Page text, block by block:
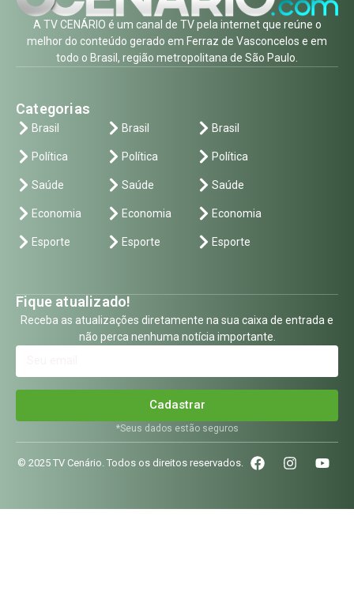
A TV CENÁRIO é um canal de TV pela internet que reúne o
melhor do conteúdo gerado em Ferraz de Vasconcelos e em
todo o Brasil, região metropolitana de São Paulo.
Categorias
Brasil
Política
Saúde
Economia
Esporte
Brasil
Política
Saúde
Economia
Esporte
Brasil
Política
Saúde
Economia
Esporte
Fique atualizado!
Receba as atualizações diretamente na sua caixa de entrada e
não perca nenhuma notícia importante.
Cadastrar
*Seus dados estão seguros
© 2025 TV Cenário. Todos os direitos reservados.